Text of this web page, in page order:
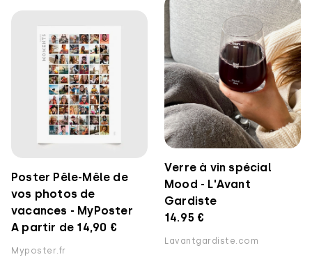
Verre à vin spécial
Mood - L'Avant
Gardiste
14.95 €
Lavantgardiste.com
Poster Pêle-Mêle de
vos photos de
vacances - MyPoster
A partir de 14,90 €
Myposter.fr